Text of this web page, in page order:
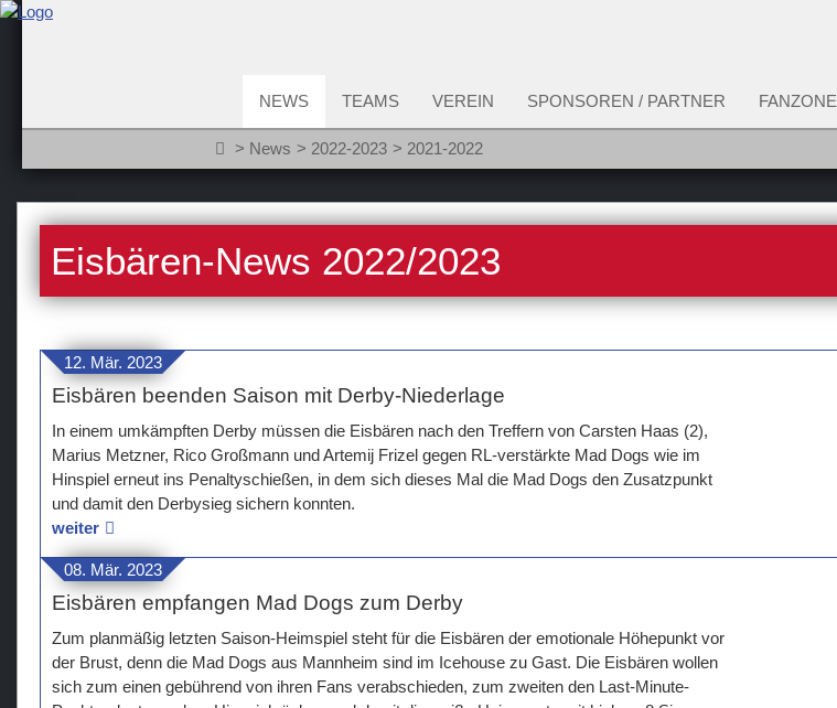
NEWS TEAMS VEREIN SPONSOREN / PARTNER FANZONE
News 2022-2023 2021-2022
Eisbären-News 2022/2023
12. Mär. 2023
Eisbären beenden Saison mit Derby-Niederlage
In einem umkämpften Derby müssen die Eisbären nach den Treffern von Carsten Haas (2),
Marius Metzner, Rico Großmann und Artemij Frizel gegen RL-verstärkte Mad Dogs wie im
Hinspiel erneut ins Penaltyschießen, in dem sich dieses Mal die Mad Dogs den Zusatzpunkt
und damit den Derbysieg sichern konnten.
weiter
08. Mär. 2023
Eisbären empfangen Mad Dogs zum Derby
Zum planmäßig letzten Saison-Heimspiel steht für die Eisbären der emotionale Höhepunkt vor
der Brust, denn die Mad Dogs aus Mannheim sind im Icehouse zu Gast. Die Eisbären wollen
sich zum einen gebührend von ihren Fans verabschieden, zum zweiten den Last-Minute-